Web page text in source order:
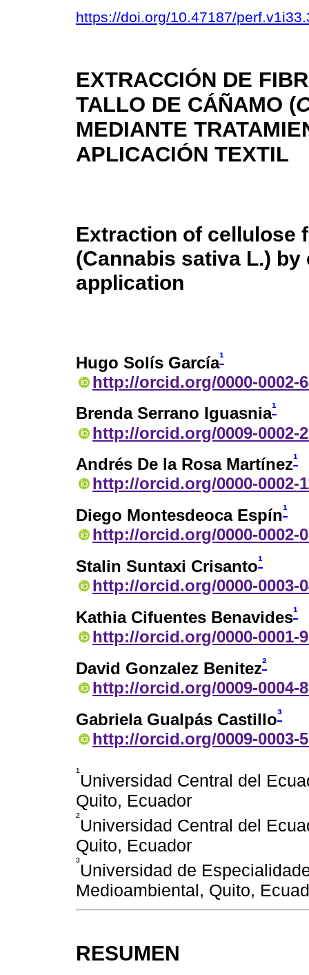
https://doi.org/10.47187/
EXTRACCIÓN DE
TALLO DE CÁÑAMO (
MEDIANTE
APLICACIÓN TEXTIL
Extraction of cellulose
(Cannabis sativa L.)
application
Hugo Solís García¹
http://orcid.org/0000-0002-
Brenda Serrano Iguasnia¹
http://orcid.org/0009-0002-
Andrés De la Rosa Martínez¹
http://orcid.org/0000-0002-
Diego Montesdeoca Espín¹
http://orcid.org/0000-0002-
Stalin Suntaxi Crisanto¹
http://orcid.org/0000-0003-
Kathia Cifuentes Benavides¹
http://orcid.org/0000-0001-
David Gonzalez Benitez²
http://orcid.org/0009-0004-
Gabriela Gualpás Castillo³
http://orcid.org/0009-0003-
¹Universidad Central del
Quito, Ecuador
²Universidad Central del
Quito, Ecuador
³Universidad de
Medioambiental, Quito,
RESUMEN